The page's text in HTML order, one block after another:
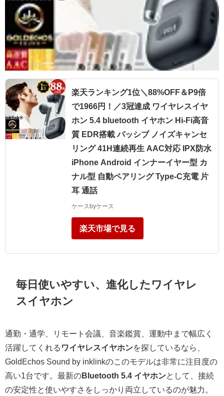
楽天ランキング1位＼88%OFF＆P9倍
で1966円！／3冠達成 ワイヤレスイヤ
ホン 5.4 bluetooth イヤホン Hi-Fi高音
質 EDR搭載 パッシブ ノイズキャンセ
リング 41H連続再生 AAC対応 IPX防水
iPhone Android インナーイヤー型 カ
ナル型 自動ペアリング Type‐C充電 片
耳 通話
ケースbyケース
楽天市場で見る
毎日使いやすい、進化したワイヤレ
スイヤホン
通勤・通学、リモート会議、音楽鑑賞、運動中まで幅広く
活躍してくれる ワイヤレスイヤホンを探しているなら、
GoldEchos Sound by inklinkのこのモデルは非常に注目度の
高い1台です。最新のBluetooth 5.4 イヤホンとして、接続
の安定性と使いやすさをしっかり両立しているのが魅力。